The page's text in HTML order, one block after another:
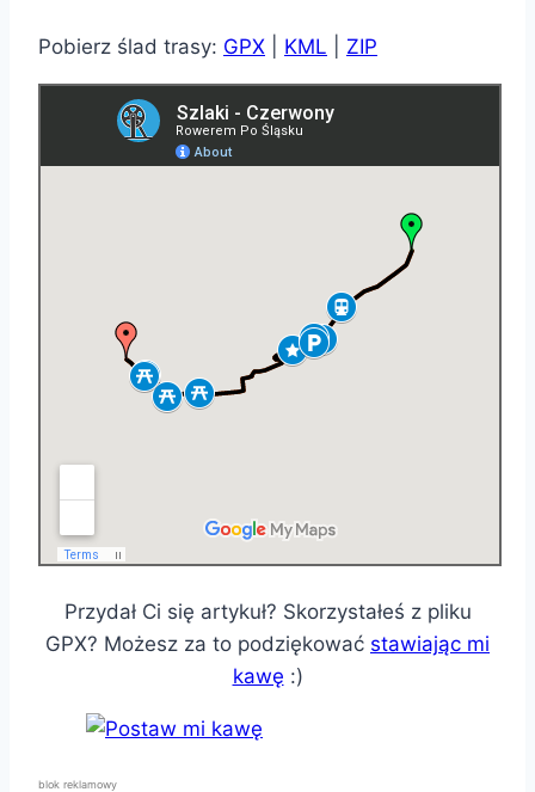
Pobierz ślad trasy: GPX KML ZIP
Przydał Ci się artykuł? Skorzystałeś z pliku
GPX? Możesz za to podziękować stawiając mi
kawę :)
blok reklamowy